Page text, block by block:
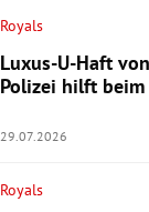
Royals
Luxus-U-Haft
Polizei hilft beim
29.07.2026
Royals